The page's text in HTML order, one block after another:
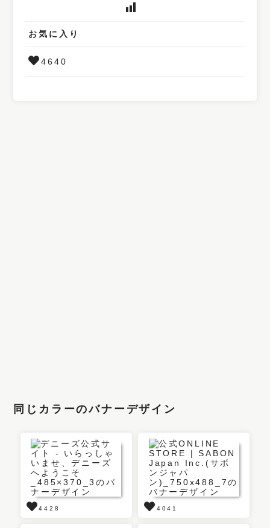
お気に入り
4640
同じカラーのバナーデザイン
4428 4041